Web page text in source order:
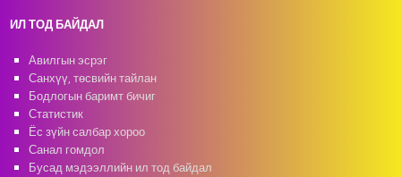
ИЛ ТОД БАЙДАЛ
Авилгын эсрэг
Санхүү, төсвийн тайлан
Бодлогын баримт бичиг
Статистик
Ёс зүйн салбар хороо
Санал гомдол
Бусад мэдээллийн ил тод байдал